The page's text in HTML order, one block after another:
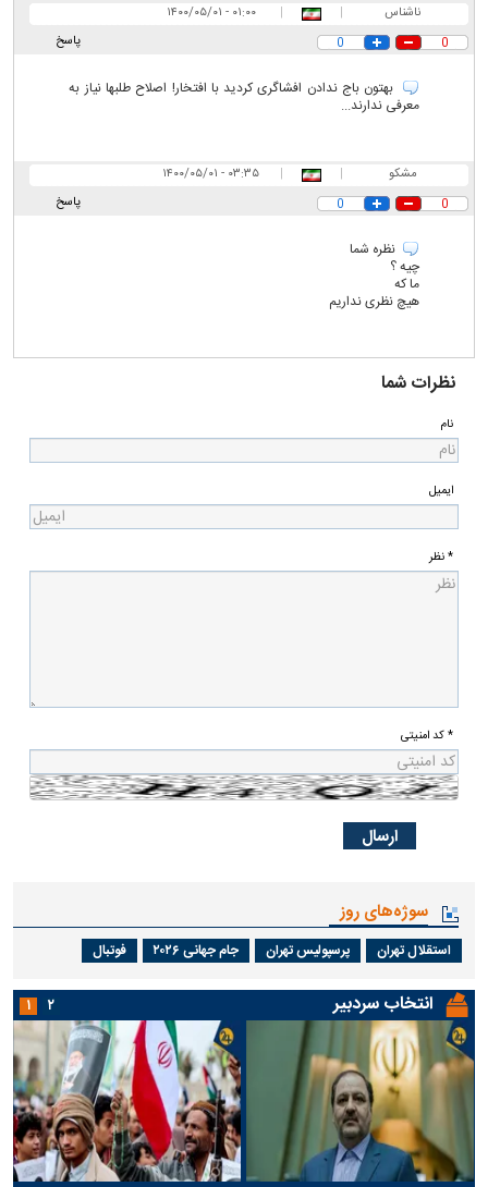
ناشناس |
|
۰۱:۰۰ - ۱۴۰۰/۰۵/۰۱
پاسخ
0
0
بهتون باج ندادن افشاگری کردید با افتخار! اصلاح طلبها نیاز به
معرفی ندارند...
مشکو |
|
۰۳:۳۵ - ۱۴۰۰/۰۵/۰۱
پاسخ
0
0
نظره شما
چیه ؟
ما که
هیچ نظری نداریم
نظرات شما
نام
ایمیل
* نظر
* کد امنیتی
سوژه‌های روز
استقلال تهران پرسپولیس تهران جام جهانی ۲۰۲۶ فوتبال
انتخاب سردبیر ۱ ۲